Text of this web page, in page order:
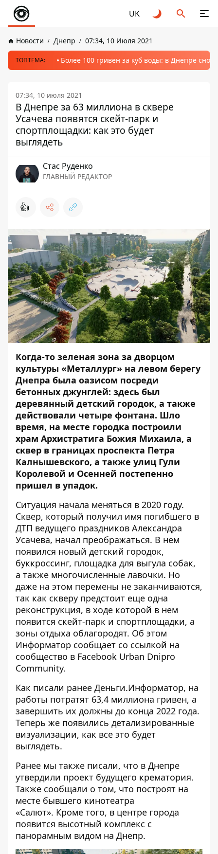
UK
Новости Днепр 07:34, 10 Июля 2021
ТОПТЕМА: Более 100 гривен за куб воды: в Днепре
07:34, 10 июля 2021
В Днепре за 63 миллиона в сквере
Усачева появятся скейт-парк и
спортплощадки: как это будет
выглядеть
Стаc Руденко
ГЛАВНЫЙ РЕДАКТОР
👍
Когда-то зеленая зона за дворцом
культуры «Металлург» на левом берегу
Днепра была оазисом посреди
бетонных джунглей: здесь был
деревянный детский городок, а также
действовали четыре фонтана. Шло
время, на месте городка построили
храм Архистратига Божия Михаила, а
сквер в границах проспекта Петра
Калнышевского, а также улиц Гули
Королевой и Осенней постепенно
пришел в упадок.
Ситуация начала меняться в 2020 году.
Сквер, который получил имя погибшего в
ДТП ведущего праздников Александра
Усачева, начал преображаться. В нем
появился новый детский городок,
буккроссинг, площадка для выгула собак,
а также многочисленные лавочки. Но
даже на этом перемены не заканчиваются,
так как скверу предстоит еще одна
реконструкция, в ходе которой в нем
появится скейт-парк и спортплощадки, а
зоны отдыха облагородят. Об этом
Информатор сообщает со ссылкой на
сообщество в Facebook Urban Dnipro
Community.
Как писали ранее Деньги.Информатор, на
работы потратят 63,4 миллиона гривен, а
завершить их должны до конца 2022 года.
Теперь же появились детализированные
визуализации, как все это будет
выглядеть.
Ранее мы также писали, что в Днепре
утвердили проект будущего крематория.
Также сообщали о том, что построят на
месте бывшего кинотеатра
«Салют». Кроме того, в центре города
появится высотный комплекс с
панорамным видом на Днепр.